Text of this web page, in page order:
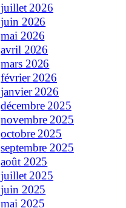
juillet 2026
juin 2026
mai 2026
avril 2026
mars 2026
février 2026
janvier 2026
décembre 2025
novembre 2025
octobre 2025
septembre 2025
août 2025
juillet 2025
juin 2025
mai 2025